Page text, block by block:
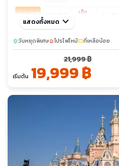
ต.ค. 69
เต็ม
24-28
พ.ย. 69 05-09 13-17
21-25
ธ.ค. 69
03-07 11-15
แสดงทั้งหมด keyboard_arrow_down
sunnyวันหยุดพิเศษlocal_fire_departmentโปรไฟไหม้confirmation_numberที่เหลือน้อย
เริ่มต้น
21,999 ฿
19,999 ฿